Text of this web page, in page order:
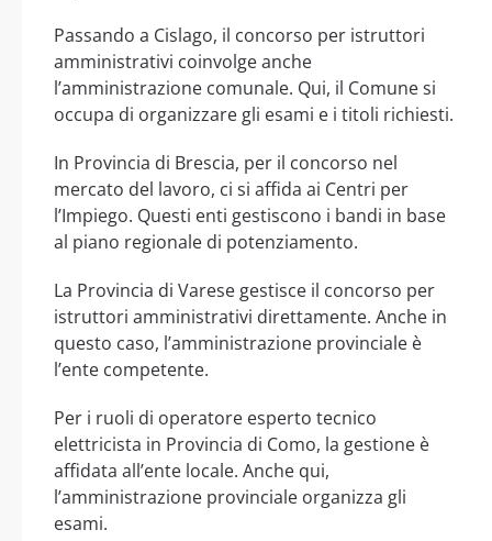
Passando a Cislago, il concorso per istruttori
amministrativi coinvolge anche
l’amministrazione comunale. Qui, il Comune si
occupa di organizzare gli esami e i titoli richiesti.
In Provincia di Brescia, per il concorso nel
mercato del lavoro, ci si affida ai Centri per
l’Impiego. Questi enti gestiscono i bandi in base
al piano regionale di potenziamento.
La Provincia di Varese gestisce il concorso per
istruttori amministrativi direttamente. Anche in
questo caso, l’amministrazione provinciale è
l’ente competente.
Per i ruoli di operatore esperto tecnico
elettricista in Provincia di Como, la gestione è
affidata all’ente locale. Anche qui,
l’amministrazione provinciale organizza gli
esami.